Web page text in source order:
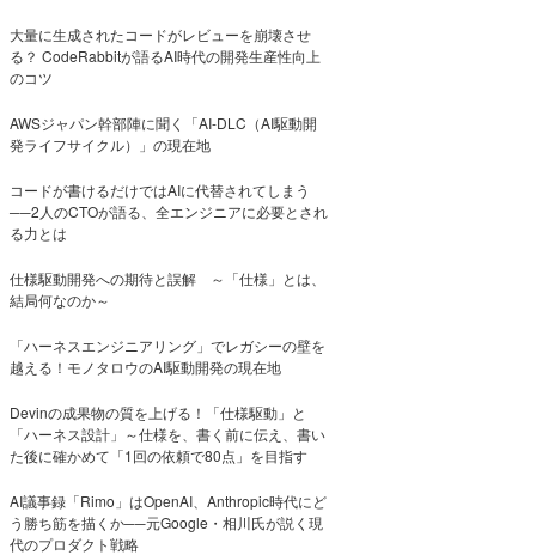
大量に生成されたコードがレビューを崩壊させ
る？ CodeRabbitが語るAI時代の開発生産性向上
のコツ
AWSジャパン幹部陣に聞く「AI-DLC（AI駆動開
発ライフサイクル）」の現在地
コードが書けるだけではAIに代替されてしまう
──2人のCTOが語る、全エンジニアに必要とされ
る力とは
仕様駆動開発への期待と誤解 ～「仕様」とは、
結局何なのか～
「ハーネスエンジニアリング」でレガシーの壁を
越える！モノタロウのAI駆動開発の現在地
Devinの成果物の質を上げる！「仕様駆動」と
「ハーネス設計」～仕様を、書く前に伝え、書い
た後に確かめて「1回の依頼で80点」を目指す
AI議事録「Rimo」はOpenAI、Anthropic時代にど
う勝ち筋を描くか──元Google・相川氏が説く現
代のプロダクト戦略